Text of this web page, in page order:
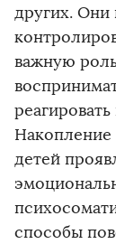
других. Они
важную
детей
способы